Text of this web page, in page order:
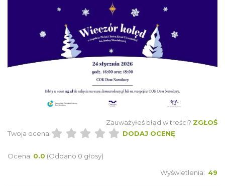
Zauważyłeś błąd w treści? ZGŁOŚ
Twoja ocena:
DODAJ OCENĘ
Ocena: 0.0 (Oddano 0 głosy)
Wyświetlenia: 49